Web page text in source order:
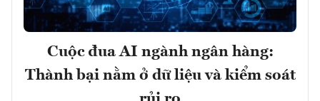
Cuộc đua AI ngành ngân hàng:
Thành bại nằm ở dữ liệu và kiểm soát